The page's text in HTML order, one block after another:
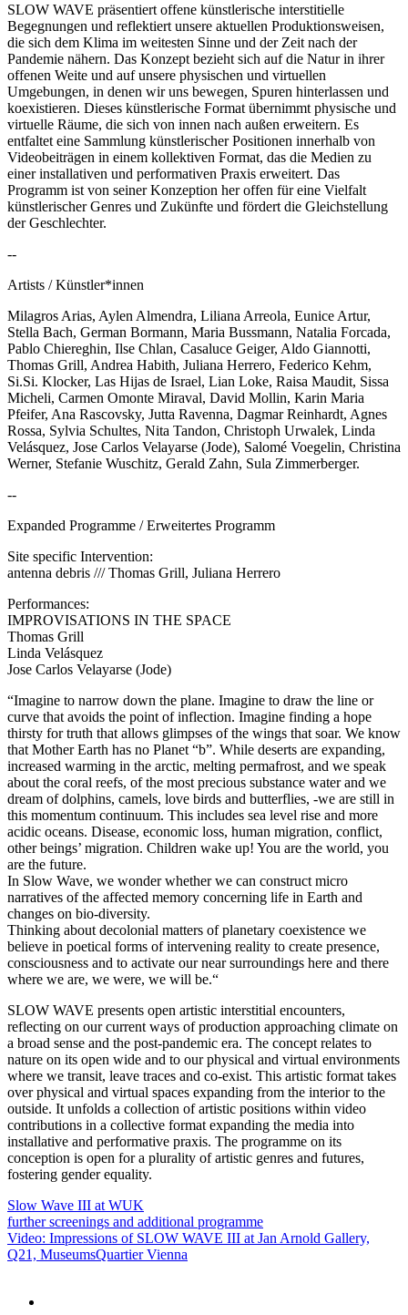
SLOW WAVE präsentiert offene künstlerische interstitielle
Begegnungen und reflektiert unsere aktuellen Produktionsweisen,
die sich dem Klima im weitesten Sinne und der Zeit nach der
Pandemie nähern. Das Konzept bezieht sich auf die Natur in ihrer
offenen Weite und auf unsere physischen und virtuellen
Umgebungen, in denen wir uns bewegen, Spuren hinterlassen und
koexistieren. Dieses künstlerische Format übernimmt physische und
virtuelle Räume, die sich von innen nach außen erweitern. Es
entfaltet eine Sammlung künstlerischer Positionen innerhalb von
Videobeiträgen in einem kollektiven Format, das die Medien zu
einer installativen und performativen Praxis erweitert. Das
Programm ist von seiner Konzeption her offen für eine Vielfalt
künstlerischer Genres und Zukünfte und fördert die Gleichstellung
der Geschlechter.
--
Artists / Künstler*innen
Milagros Arias, Aylen Almendra, Liliana Arreola, Eunice Artur,
Stella Bach, German Bormann, Maria Bussmann, Natalia Forcada,
Pablo Chiereghin, Ilse Chlan, Casaluce Geiger, Aldo Giannotti,
Thomas Grill, Andrea Habith, Juliana Herrero, Federico Kehm,
Si.Si. Klocker, Las Hijas de Israel, Lian Loke, Raisa Maudit, Sissa
Micheli, Carmen Omonte Miraval, David Mollin, Karin Maria
Pfeifer, Ana Rascovsky, Jutta Ravenna, Dagmar Reinhardt, Agnes
Rossa, Sylvia Schultes, Nita Tandon, Christoph Urwalek, Linda
Velásquez, Jose Carlos Velayarse (Jode), Salomé Voegelin, Christina
Werner, Stefanie Wuschitz, Gerald Zahn, Sula Zimmerberger.
--
Expanded Programme / Erweitertes Programm
Site specific Intervention:
antenna debris /// Thomas Grill, Juliana Herrero
Performances:
IMPROVISATIONS IN THE SPACE
Thomas Grill
Linda Velásquez
Jose Carlos Velayarse (Jode)
“Imagine to narrow down the plane. Imagine to draw the line or
curve that avoids the point of inflection. Imagine finding a hope
thirsty for truth that allows glimpses of the wings that soar. We know
that Mother Earth has no Planet “b”. While deserts are expanding,
increased warming in the arctic, melting permafrost, and we speak
about the coral reefs, of the most precious substance water and we
dream of dolphins, camels, love birds and butterflies, -we are still in
this momentum continuum. This includes sea level rise and more
acidic oceans. Disease, economic loss, human migration, conflict,
other beings’ migration. Children wake up! You are the world, you
are the future.
In Slow Wave, we wonder whether we can construct micro
narratives of the affected memory concerning life in Earth and
changes on bio-diversity.
Thinking about decolonial matters of planetary coexistence we
believe in poetical forms of intervening reality to create presence,
consciousness and to activate our near surroundings here and there
where we are, we were, we will be.“
SLOW WAVE presents open artistic interstitial encounters,
reflecting on our current ways of production approaching climate on
a broad sense and the post-pandemic era. The concept relates to
nature on its open wide and to our physical and virtual environments
where we transit, leave traces and co-exist. This artistic format takes
over physical and virtual spaces expanding from the interior to the
outside. It unfolds a collection of artistic positions within video
contributions in a collective format expanding the media into
installative and performative praxis. The programme on its
conception is open for a plurality of artistic genres and futures,
fostering gender equality.
Slow Wave III at WUK
further screenings and additional programme
Video: Impressions of SLOW WAVE III at Jan Arnold Gallery,
Q21, MuseumsQuartier Vienna